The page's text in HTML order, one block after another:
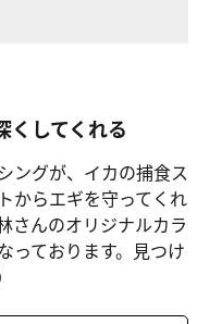
くしてくれる
ングが、イカの捕食ス
からエギを守ってくれ
さんのオリジナルカラ
っております。見つけ